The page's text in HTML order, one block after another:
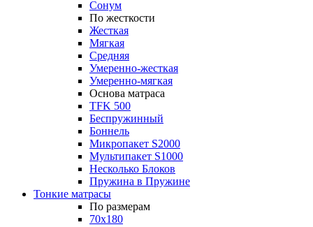
Сонум
По жесткости
Жесткая
Мягкая
Средняя
Умеренно-жесткая
Умеренно-мягкая
Основа матраса
TFK 500
Беспружинный
Боннель
Микропакет S2000
Мультипакет S1000
Несколько Блоков
Пружина в Пружине
Тонкие матрасы
По размерам
70x180